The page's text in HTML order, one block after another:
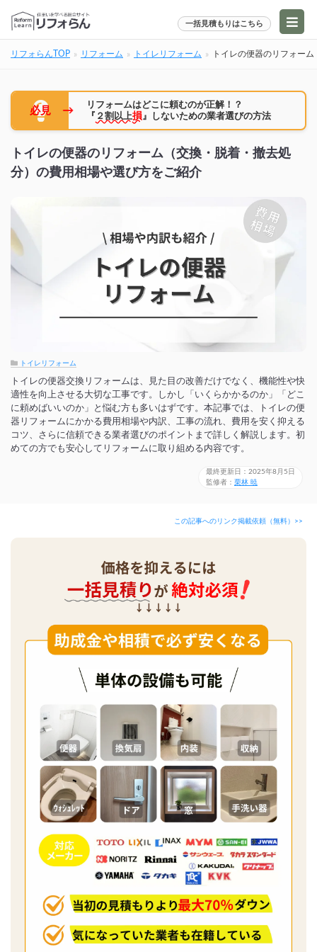
一括見積もりはこちら
リフォらんTOP リフォーム トイレリフォーム トイレの便器のリフォー
必見 →
リフォームはどこに頼むのが正解！？
『 ２割以上損』しないための業者選びの方法
トイレの便器のリフォーム（交換・脱着・撤去処
分）の費用相場や選び方をご紹介
トイレリフォーム
トイレの便器交換リフォームは、見た目の改善だけでなく、機能性や快
適性を向上させる大切な工事です。しかし「いくらかかるのか」「どこ
に頼めばいいのか」と悩む方も多いはずです。本記事では、トイレの便
器リフォームにかかる費用相場や内訳、工事の流れ、費用を安く抑える
コツ、さらに信頼できる業者選びのポイントまで詳しく解説します。初
めての方でも安心してリフォームに取り組める内容です。
最終更新日：2025年8月5日
監修者： 栗林 暁
この記事へのリンク掲載依頼（無料）>>